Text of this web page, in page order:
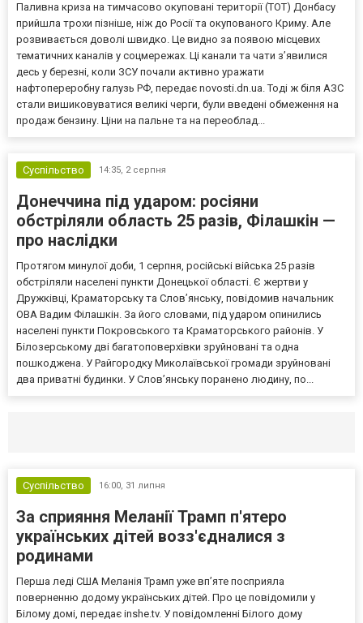
Паливна криза на тимчасово окуповані території (ТОТ) Донбасу
прийшла трохи пізніше, ніж до Росії та окупованого Криму. Але
розвивається доволі швидко. Це видно за появою місцевих
тематичних каналів у соцмережах. Ці канали та чати з’явилися
десь у березні, коли ЗСУ почали активно уражати
нафтопереробну галузь РФ, передає novosti.dn.ua. Тоді ж біля АЗС
стали вишиковуватися великі черги, були введені обмеження на
продаж бензину. Ціни на пальне та на переоблад...
Суспільство 14:35, 2 серпня
Донеччина під ударом: росіяни
обстріляли область 25 разів, Філашкін —
про наслідки
Протягом минулої доби, 1 серпня, російські війська 25 разів
обстріляли населені пункти Донецької області. Є жертви у
Дружківці, Краматорську та Слов’янську, повідомив начальник
ОВА Вадим Філашкін. За його словами, під ударом опинились
населені пункти Покровського та Краматорського районів. У
Білозерському дві багатоповерхівки зруйновані та одна
пошкоджена. У Райгородку Миколаївської громади зруйновані
два приватні будинки. У Слов’янську поранено людину, по...
Суспільство 16:00, 31 липня
За сприяння Меланії Трамп п'ятеро
українських дітей возз'єдналися з
родинами
Перша леді США Меланія Трамп уже впʼяте посприяла
поверненню додому українських дітей. Про це повідомили у
Білому домі, передає inshe.tv. У повідомленні Білого дому